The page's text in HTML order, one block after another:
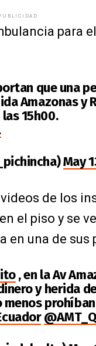
para
que una
Amazonas y
15h00.
May
de los
el piso y se
en una de sus
, en la Av
y herida